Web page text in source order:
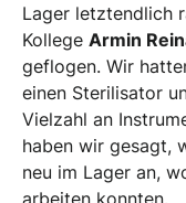
Lager letztendlich
Kollege Armin
geflogen. Wir
einen Sterilisator
Vielzahl an
haben wir gesagt,
neu im Lager an,